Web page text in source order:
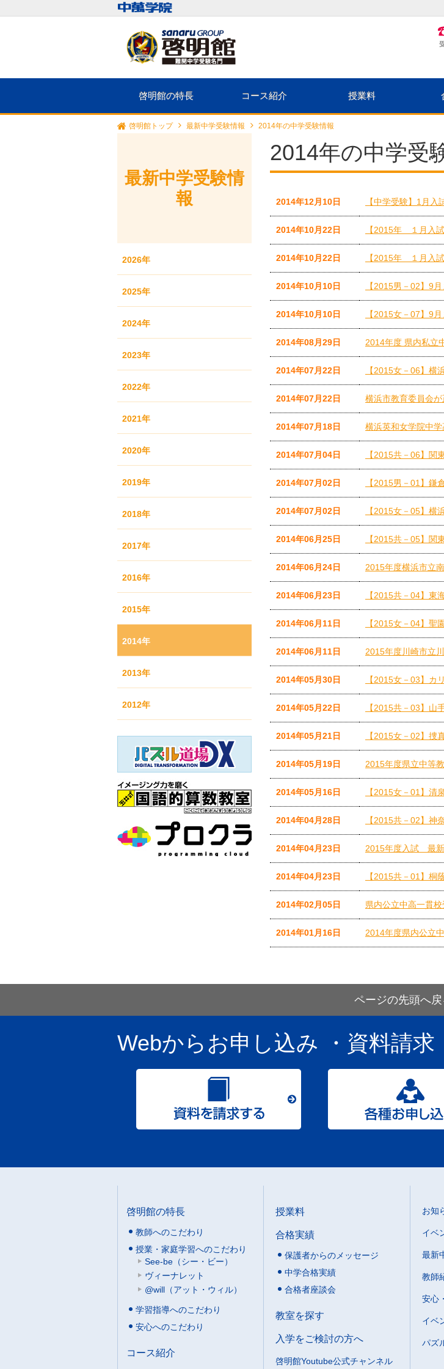
啓明館の特長 コース紹介 授業料
啓明館トップ 最新中学受験情報 2014年の中学受験情報
2014年の中学受
2014年12月10日 【中学受験】1月入
2014年10月22日 【2015年 １月入
2014年10月22日 【2015年 １月入
2014年10月10日 【2015男－02】9
2014年10月10日 【2015女－07】9
2014年08月29日 2014年度 県内私立
2014年07月22日 【2015女－06】
2014年07月22日 横浜市教育委員会
2014年07月18日 横浜英和女学院中
2014年07月04日 【2015共－06】
2014年07月02日 【2015男－01】
2014年07月02日 【2015女－05】
2014年06月25日 【2015共－05】
2014年06月24日 2015年度横浜市立
2014年06月23日 【2015共－04】
2014年06月11日 【2015女－04】
2014年06月11日 2015年度川崎市立
2014年05月30日 【2015女－03】
2014年05月22日 【2015共－03】
2014年05月21日 【2015女－02】
2014年05月19日 2015年度県立中等
2014年05月16日 【2015女－01】
2014年04月28日 【2015共－02】
2014年04月23日 2015年度入試 最新
2014年04月23日 【2015共－01】
2014年02月05日 県内公立中高一貫
2014年01月16日 2014年度県内公立
最新中学受験情
報
2026年
2025年
2024年
2023年
2022年
2021年
2020年
2019年
2018年
2017年
2016年
2015年
2014年
2013年
2012年
ページの先頭へ戻
Webからお申し込み ・資料請求
啓明館の特長
教師へのこだわり
授業・家庭学習へのこだわり
See-be（シー・ビー）
ヴィーナレット
@will（アット・ウィル）
学習指導へのこだわり
安心へのこだわり
コース紹介
授業料
合格実績
保護者からのメッセージ
中学合格実績
合格者座談会
教室を探す
入学をご検討の方へ
啓明館Youtube公式チャンネル
お知
イベ
最新
教師
安心
イベ
パズ